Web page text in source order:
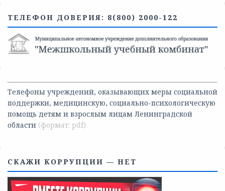
ТЕЛЕФОН ДОВЕРИЯ: 8(800) 2000-122
Телефоны учреждений, оказывающих меры социальной
поддержки, медицинскую, социально-психологическую
помощь детям и взрослым лицам Ленинградской
области
СКАЖИ КОРРУПЦИИ — НЕТ